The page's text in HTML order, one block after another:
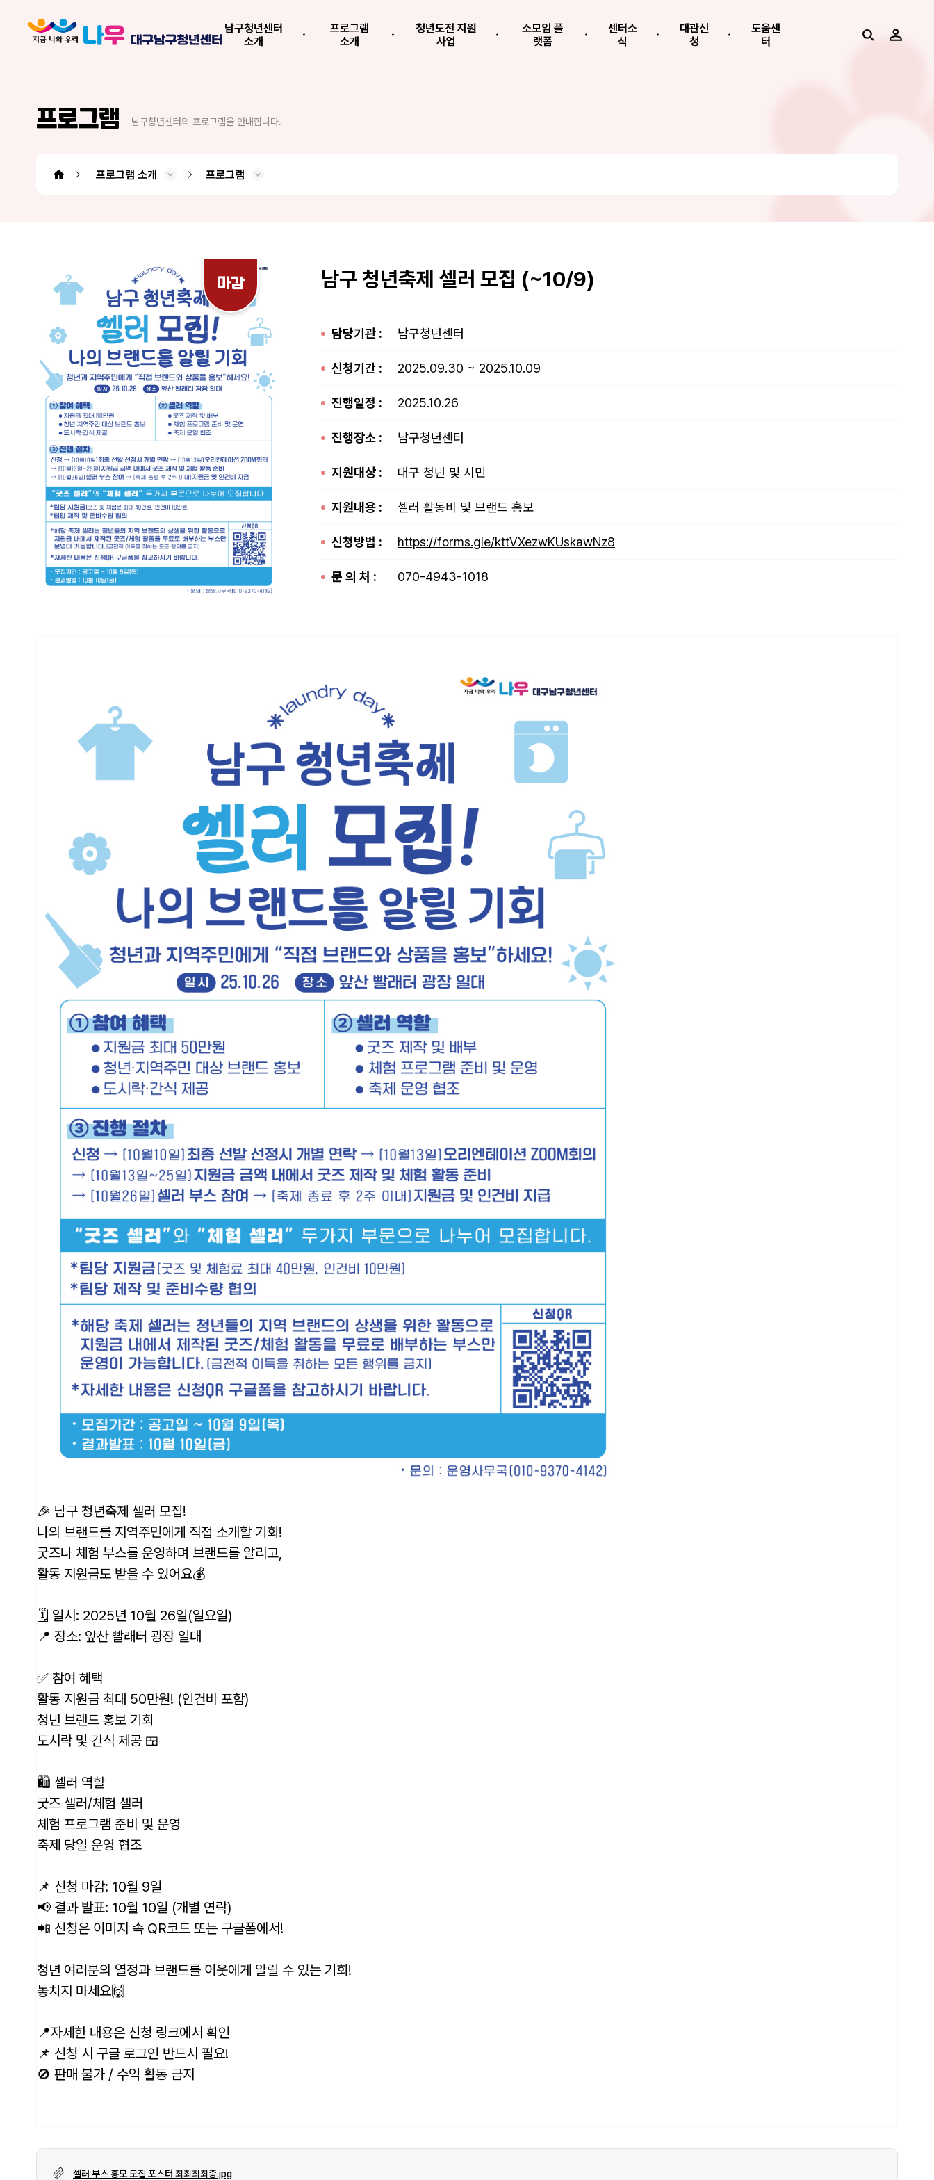
남구청년센터
소개
프로그램
소개
청년도전 지원
사업
소모임 플
랫폼
센터소
식
대관신
청
도움센
터
프로그램 남구청년센터의 프로그램을 안내합니다.
프로그램 소개
프로그램
마감 남구 청년축제 셀러 모집 (~10/9)
담당기관 : 남구청년센터
신청기간 : 2025.09.30 ~ 2025.10.09
진행일정 : 2025.10.26
진행장소 : 남구청년센터
지원대상 : 대구 청년 및 시민
지원내용 : 셀러 활동비 및 브랜드 홍보
신청방법 : https://forms.gle/kttVXezwKUskawNz8
문 의 처 : 070-4943-1018
🎉 남구 청년축제 셀러 모집!
나의 브랜드를 지역주민에게 직접 소개할 기회!
굿즈나 체험 부스를 운영하며 브랜드를 알리고,
활동 지원금도 받을 수 있어요💰
🗓 일시: 2025년 10월 26일(일요일)
📍 장소: 앞산 빨래터 광장 일대
✅ 참여 혜택
활동 지원금 최대 50만원! (인건비 포함)
청년 브랜드 홍보 기회
도시락 및 간식 제공 🍱
🛍 셀러 역할
굿즈 셀러/체험 셀러
체험 프로그램 준비 및 운영
축제 당일 운영 협조
📌 신청 마감: 10월 9일
📢 결과 발표: 10월 10일 (개별 연락)
📲 신청은 이미지 속 QR코드 또는 구글폼에서!
청년 여러분의 열정과 브랜드를 이웃에게 알릴 수 있는 기회!
놓치지 마세요🙌
📍자세한 내용은 신청 링크에서 확인
📌 신청 시 구글 로그인 반드시 필요!
🚫 판매 불가 / 수익 활동 금지
셀러 부스 홍모 모집 포스터 최최최최종.jpg